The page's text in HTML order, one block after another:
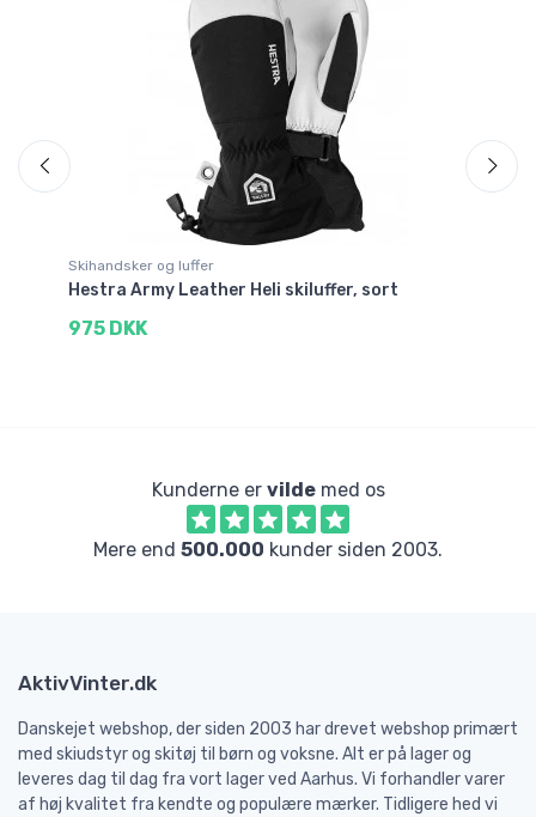
Skihandsker og luffer
Hestra Army Leather Heli skiluffer, sort
975 DKK
Kunderne er vildemed os
Mere end 500.000 kunder siden 2003.
AktivVinter.dk
Danskejet webshop, der siden 2003 har drevet webshop primært
med skiudstyr og skitøj til børn og voksne. Alt er på lager og
leveres dag til dag fra vort lager ved Aarhus. Vi forhandler varer
af høj kvalitet fra kendte og populære mærker. Tidligere hed vi